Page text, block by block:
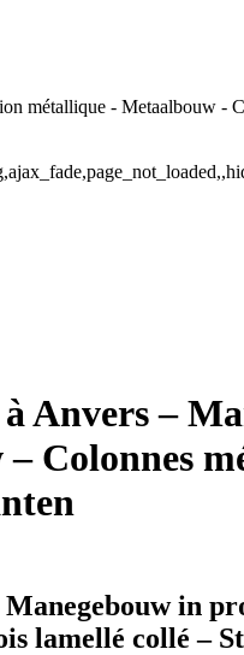
- Metaalbouw -
Anvers –
Colonnes
in
lamellé collé –